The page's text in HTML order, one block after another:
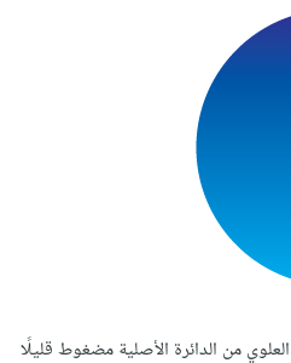
من الدائرة الأصلية مضغوط قليلًا